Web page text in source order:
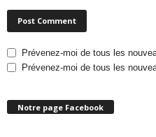
Prévenez-moi de tous les
Prévenez-moi de tous les
Notre page Facebook